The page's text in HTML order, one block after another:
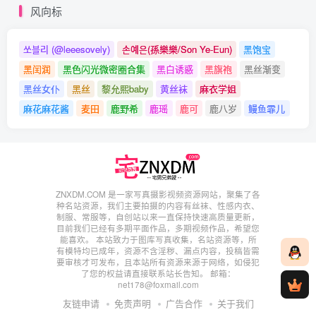
风向标
쏘블리 (@leeesovely) 손예은(孫樂樂/Son Ye-Eun)
黑饱宝
黑闰润
黑色闪光微密圈合集 黑白诱惑 黑旗袍
黑丝渐变
黑丝女仆
黑丝 黎允熙baby 黄丝袜
麻衣学姐
麻花麻花酱
麦田 鹿野希 鹿瑶 鹿可 鹿八岁 鳗鱼霏儿
ZNXDM.COM 是一家写真摄影视频资源网站，聚集了各
种名站资源，我们主要拍摄的内容有丝袜、性感内衣、
制服、常服等，自创站以来一直保持快速高质量更新，
目前我们已经有多期平面作品，多期视频作品，希望您
能喜欢。 本站致力于图库写真收集，名站资源等，所
有模特均已成年，资源不含淫秽、漏点内容，投稿皆需
要审核才可发布，且本站所有资源来源于网络，如侵犯
了您的权益请直接联系站长告知。 邮箱：
net178@foxmail.com
友链申请 免责声明 广告合作 关于我们